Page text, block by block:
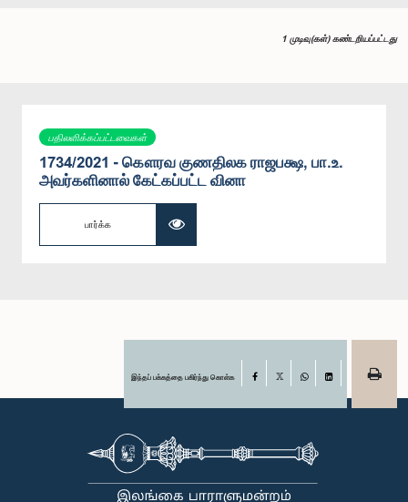
1 முடிவு(கள்) கண்டறியப்பட்டது
பதிலளிக்கப்பட்டவைகள்
1734/2021 - கௌரவ குணதிலக ராஜபக்ஷ, பா.உ.
அவர்களினால் கேட்கப்பட்ட வினா
பார்க்க
இந்தப் பக்கத்தை பகிர்ந்து கொள்க Facebook